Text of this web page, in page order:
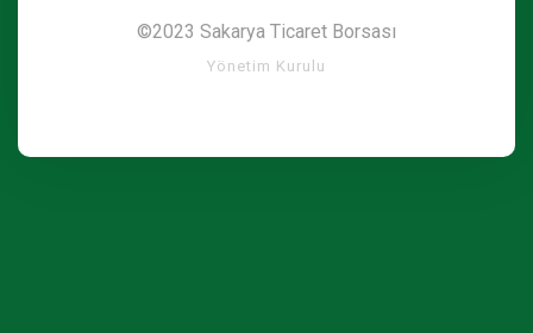
©2023 Sakarya Ticaret Borsası
Yönetim Kurulu